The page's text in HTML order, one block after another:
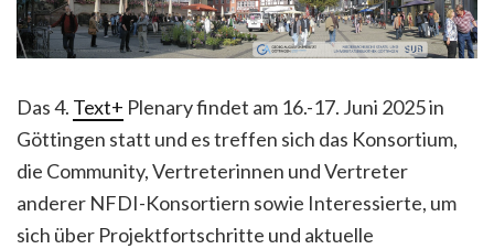
Das 4. Text+ Plenary findet am 16.-17. Juni 2025 in
Göttingen statt und es treffen sich das Konsortium,
die Community, Vertreterinnen und Vertreter
anderer NFDI-Konsortiern sowie Interessierte, um
sich über Projektfortschritte und aktuelle